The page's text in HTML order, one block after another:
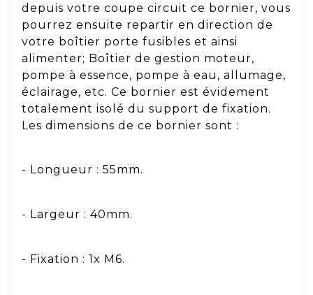
depuis votre coupe circuit ce bornier, vous
pourrez ensuite repartir en direction de
votre boîtier porte fusibles et ainsi
alimenter; Boîtier de gestion moteur,
pompe à essence, pompe à eau, allumage,
éclairage, etc. Ce bornier est évidement
totalement isolé du support de fixation.
Les dimensions de ce bornier sont :
- Longueur : 55mm.
- Largeur : 40mm.
- Fixation : 1x M6.